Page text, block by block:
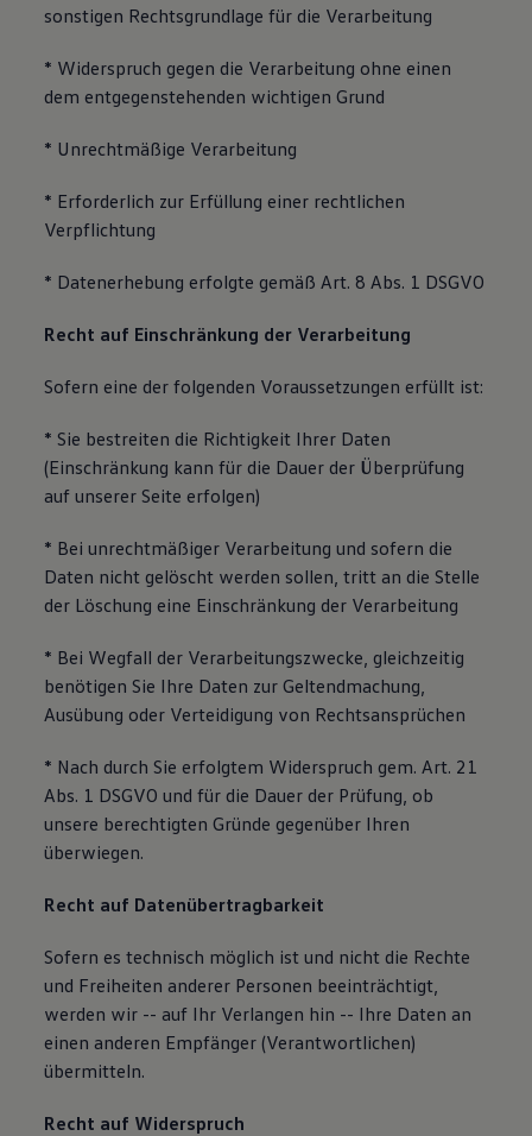
sonstigen Rechtsgrundlage für die Verarbeitung
* Widerspruch gegen die Verarbeitung ohne einen
dem entgegenstehenden wichtigen Grund
* Unrechtmäßige Verarbeitung
* Erforderlich zur Erfüllung einer rechtlichen
Verpflichtung
* Datenerhebung erfolgte gemäß Art. 8 Abs. 1 DSGVO
Recht auf Einschränkung der Verarbeitung
Sofern eine der folgenden Voraussetzungen erfüllt ist:
* Sie bestreiten die Richtigkeit Ihrer Daten
(Einschränkung kann für die Dauer der Überprüfung
auf unserer Seite erfolgen)
* Bei unrechtmäßiger Verarbeitung und sofern die
Daten nicht gelöscht werden sollen, tritt an die Stelle
der Löschung eine Einschränkung der Verarbeitung
* Bei Wegfall der Verarbeitungszwecke, gleichzeitig
benötigen Sie Ihre Daten zur Geltendmachung,
Ausübung oder Verteidigung von Rechtsansprüchen
* Nach durch Sie erfolgtem Widerspruch gem. Art. 21
Abs. 1 DSGVO und für die Dauer der Prüfung, ob
unsere berechtigten Gründe gegenüber Ihren
überwiegen.
Recht auf Datenübertragbarkeit
Sofern es technisch möglich ist und nicht die Rechte
und Freiheiten anderer Personen beeinträchtigt,
werden wir -- auf Ihr Verlangen hin -- Ihre Daten an
einen anderen Empfänger (Verantwortlichen)
übermitteln.
Recht auf Widerspruch